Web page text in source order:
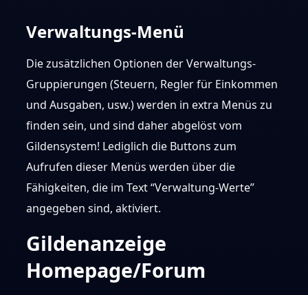
Verwaltungs-Menü
Die zusätzlichen Optionen der Verwaltungs-
Gruppierungen (Steuern, Regler für Einkommen
und Ausgaben, usw.) werden in extra Menüs zu
finden sein, und sind daher abgelöst vom
Gildensystem! Lediglich die Buttons zum
Aufrufen dieser Menüs werden über die
Fähigkeiten, die im Text “Verwaltung-Werte”
angegeben sind, aktiviert.
Gildenanzeige
Homepage/Forum